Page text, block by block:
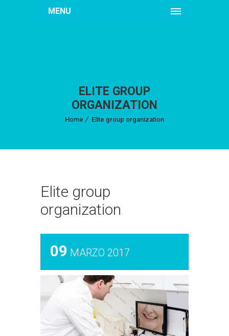
MENU
ELITE GROUP
ORGANIZATION
Home Elite group organization
Elite group
organization
09 MARZO 2017